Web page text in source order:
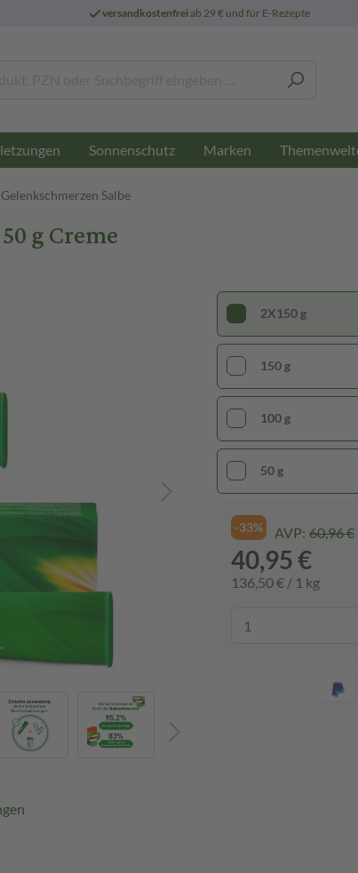
versandkostenfreiab 29 € und für E-Rezepte
Sonnenschutz Marken
Gelenkschmerzen Salbe
g Creme
2X150 g
150 g
100 g
50 g
-33% AVP: 60,96 €
40,95 €
136,50 € / 1 kg